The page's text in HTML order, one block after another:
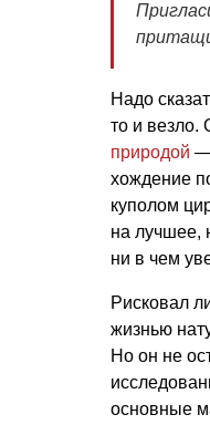
Надо
то и везло.
природой —
хождение
куполом
на лучшее,
ни в чем
Рисковал
жизнью
Но он не
основные